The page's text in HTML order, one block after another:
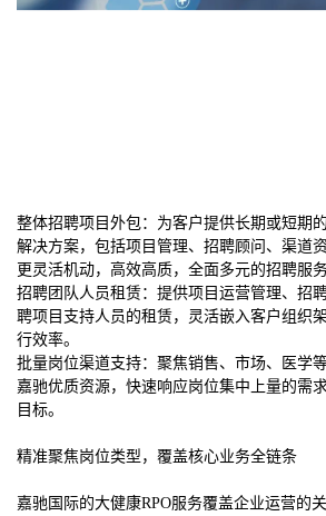
整体招聘项目外包：为客户提供长期或短期
解决方案，包括项目管理、招聘顾问、渠道
更灵活机动，高效高质，全面多元的招聘服务
招聘团队人员租赁：提供项目运营管理、招
聘项目支持人员的租赁，灵活嵌入客户组织
行效率。
批量岗位渠道支持：聚焦销售、市场、医学
嘉驰优质资源，快速响应岗位集中上量的需
目标。
精准聚焦岗位类型，覆盖核心业务全链条
嘉驰国际的大健康RPO服务覆盖企业运营的